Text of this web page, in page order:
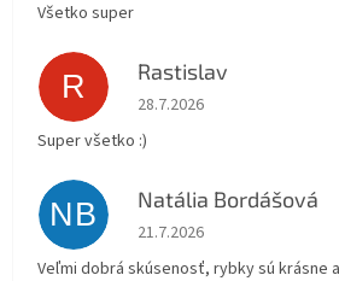
Všetko super
R Rastislav
Hodnotenie obchodu je 5 z
28.7.2026
Super všetko :)
NB Natália Bordášová
Hodnotenie obchodu je 5 z
21.7.2026
Veľmi dobrá skúsenosť, rybky sú krásne